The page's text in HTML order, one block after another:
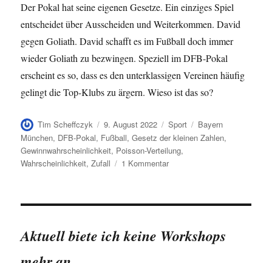
Der Pokal hat seine eigenen Gesetze. Ein einziges Spiel
entscheidet über Ausscheiden und Weiterkommen. David
gegen Goliath. David schafft es im Fußball doch immer
wieder Goliath zu bezwingen. Speziell im DFB-Pokal
erscheint es so, dass es den unterklassigen Vereinen häufig
gelingt die Top-Klubs zu ärgern. Wieso ist das so?
Autor
Tim Scheffczyk
Veröffentlicht
am
9. August 2022 Kategorien
Sport Schlagwörter
Bayern
München, DFB-Pokal, Fußball,Gesetz der kleinen Zahlen,
Gewinnwahrscheinlichkeit, Poisson-Verteilung,
Wahrscheinlichkeit,Zufall 1 Kommentarzu
des
im
Aktuell biete ich keine Workshops